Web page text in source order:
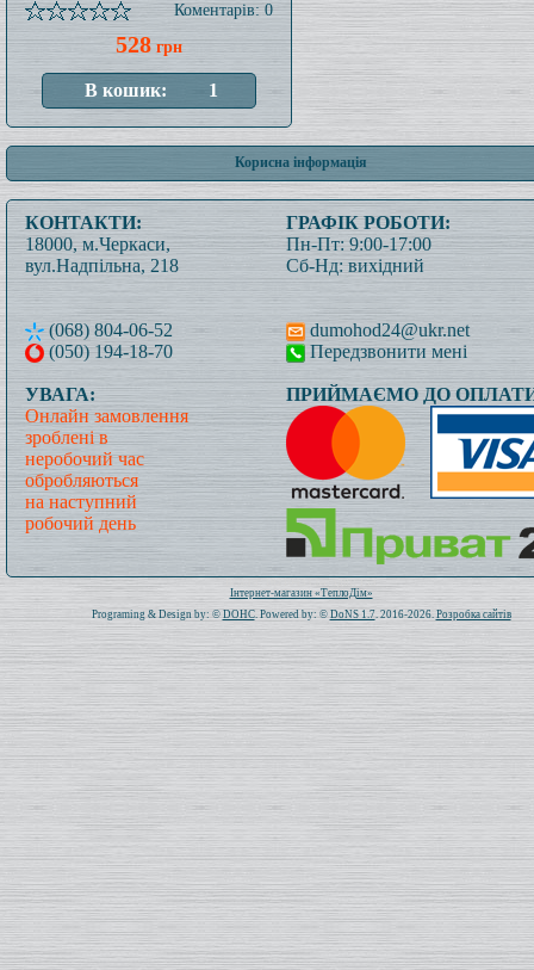
Коментарів: 0
528 грн
Корисна інформація
КОНТАКТИ:
18000, м.Черкаси,
вул.Надпільна, 218
(068) 804-06-52
(050) 194-18-70
ГРАФІК РОБОТИ:
Пн-Пт: 9:00-17:00
Сб-Нд: вихідний
dumohod24@ukr.net
Передзвонити мені
УВАГА:
Онлайн замовлення
зроблені в
неробочий час
обробляються
на наступний
робочий день
ПРИЙМАЄМО ДО
Всього: 1021043 Сьогодні: 153
Інтернет-магазин «ТеплоДім»
Programing & Design by: © DOHC. Powered by: © DoNS 1.7. 2016-2026. Розробка сайтів